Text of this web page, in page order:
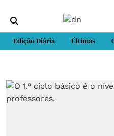
Edição Diária Últimas